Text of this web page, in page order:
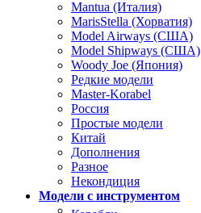
Mantua (Италия)
MarisStella (Хорватия)
Model Airways (США)
Model Shipways (США)
Woody Joe (Япония)
Редкие модели
Master-Korabel
Россия
Простые модели
Китай
Дополнения
Разное
Некондиция
Модели с инструментом